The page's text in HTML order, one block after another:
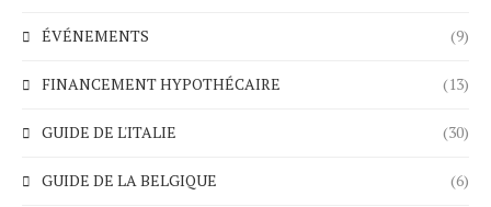
ÉVÉNEMENTS (9)
FINANCEMENT HYPOTHÉCAIRE (13)
GUIDE DE L'ITALIE (30)
GUIDE DE LA BELGIQUE (6)